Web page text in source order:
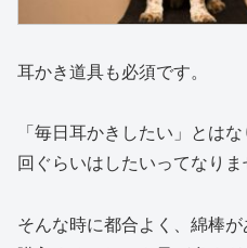
耳かき道具も必須です。
「毎日耳かきしたい」とは
回ぐらいはしたいってなりま
そんな時に都合よく、綿棒